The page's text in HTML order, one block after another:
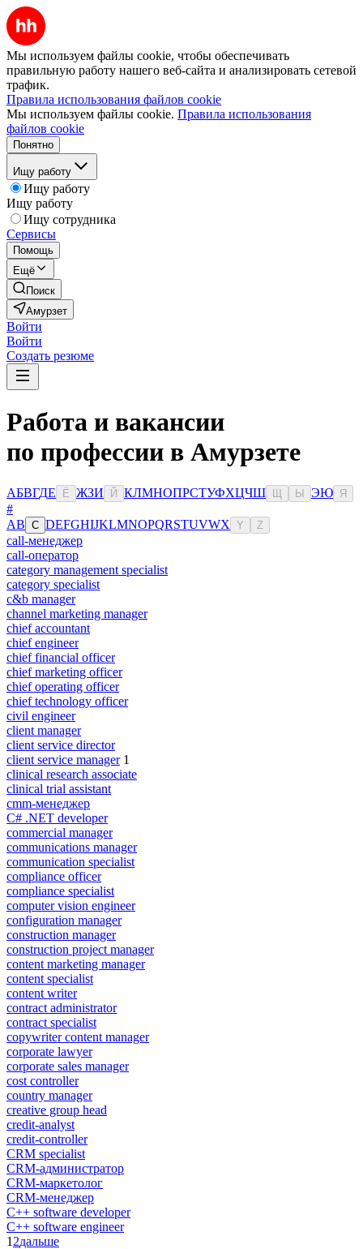
Мы используем файлы cookie, чтобы обеспечивать
правильную работу нашего веб-сайта и анализировать сетевой
трафик.
Правила использования файлов cookie
Мы используем файлы cookie. Правила использования
файлов cookie
Понятно
Ищу работу
Ищу работу
Ищу работу
Ищу сотрудника
Сервисы
Помощь
Ещё
Поиск
Амурзет
Войти
Войти
Создать резюме
Работа и вакансии
по профессии в Амурзете
АБВГДЕ Ё ЖЗИ Й КЛМНОПРСТУФХЦЧШ Ы ЭЮ Я
#
AB C DEFGHIJKLMNOPQRSTUVWX Y Z
call-менеджер
call-оператор
category management specialist
category specialist
c&b manager
channel marketing manager
chief accountant
chief engineer
chief financial officer
chief marketing officer
chief operating officer
chief technology officer
civil engineer
client manager
client service director
client service manager 1
clinical research associate
clinical trial assistant
cmm-менеджер
C# .NET developer
commercial manager
communications manager
communication specialist
compliance officer
compliance specialist
computer vision engineer
configuration manager
construction manager
construction project manager
content marketing manager
content specialist
content writer
contract administrator
contract specialist
copywriter content manager
corporate lawyer
corporate sales manager
cost controller
country manager
creative group head
credit-analyst
credit-controller
CRM specialist
CRM-администратор
CRM-маркетолог
CRM-менеджер
C++ software developer
C++ software engineer
1 2дальше